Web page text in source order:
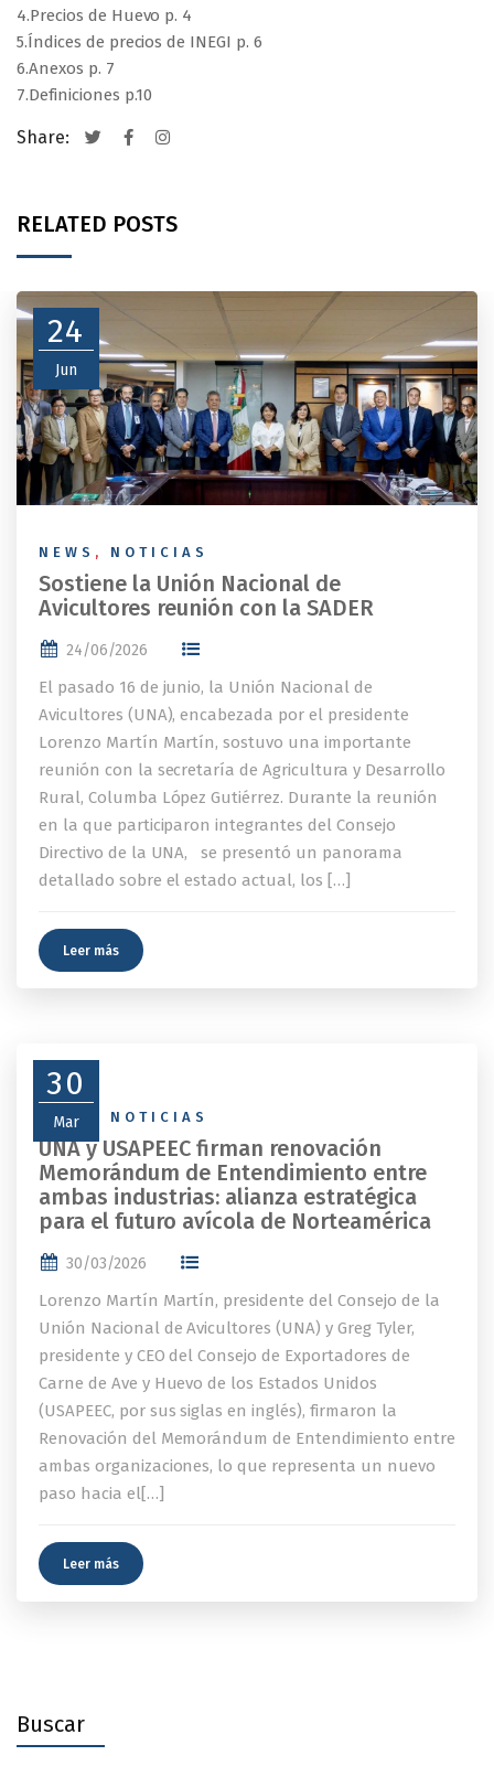
4.Precios de Huevo p. 4
5.Índices de precios de INEGI p. 6
6.Anexos p. 7
7.Definiciones p.10
Share:
RELATED POSTS
24
Jun
NEWS , NOTICIAS
Sostiene la Unión Nacional de
Avicultores reunión con la SADER
24/06/2026
El pasado 16 de junio, la Unión Nacional de
Avicultores (UNA), encabezada por el presidente
Lorenzo Martín Martín, sostuvo una importante
reunión con la secretaría de Agricultura y Desarrollo
Rural, Columba López Gutiérrez. Durante la reunión
en la que participaron integrantes del Consejo
Directivo de la UNA, se presentó un panorama
detallado sobre el estado actual, los […]
Leer más
30
Mar
NEWS NOTICIAS
UNA y USAPEEC firman renovación
Memorándum de Entendimiento entre
ambas industrias: alianza estratégica
para el futuro avícola de Norteamérica
30/03/2026
Lorenzo Martín Martín, presidente del Consejo de la
Unión Nacional de Avicultores (UNA) y Greg Tyler,
presidente y CEO del Consejo de Exportadores de
Carne de Ave y Huevo de los Estados Unidos
(USAPEEC, por sus siglas en inglés), firmaron la
Renovación del Memorándum de Entendimiento entre
ambas organizaciones, lo que representa un nuevo
paso hacia el[…]
Leer más
Buscar